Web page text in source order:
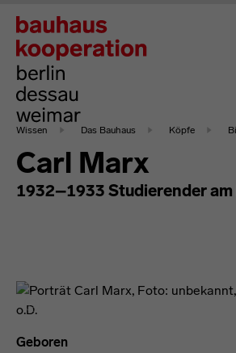
Wissen Das Bauhaus Köpfe
Carl Marx
1932–1933 Studierender am
Geboren